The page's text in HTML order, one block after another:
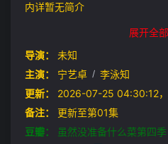
内详暂无简介
展开全部
导演：
未知
主演：
宁艺卓 / 李泳知
更新：
2026-07-25 04:30:12
备注：
更新至第01集
豆瓣：
虽然没准备什么菜第四季